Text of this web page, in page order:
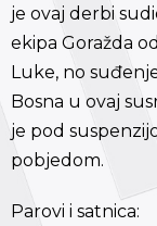
je ovaj derbi
ekipa Goražda
Luke, no
Bosna u ovaj
je pod
pobjedom.
Parovi i satnica: